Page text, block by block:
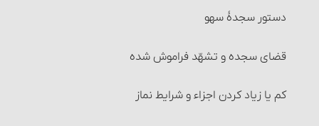
خیار تخلّف شرط
دستور سجدۀ سهو
قضای سجده و تشهّد فراموش شده
کم یا زیاد کردن اجزاء و شرایط نماز